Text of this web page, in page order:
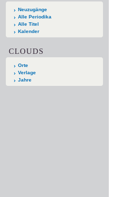
Neuzugänge
Alle Periodika
Alle Titel
Kalender
CLOUDS
Orte
Verlage
Jahre